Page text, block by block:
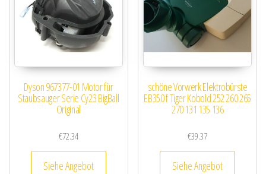
Dyson 967377-01 Motor für
Staubsauger Serie Cy23 BigBall
Original
€72.34
Siehe Angebot
schöne Vorwerk Elektrobürste
EB350 f Tiger Kobold 252 260 265
270 131 135 136
€39.37
Siehe Angebot